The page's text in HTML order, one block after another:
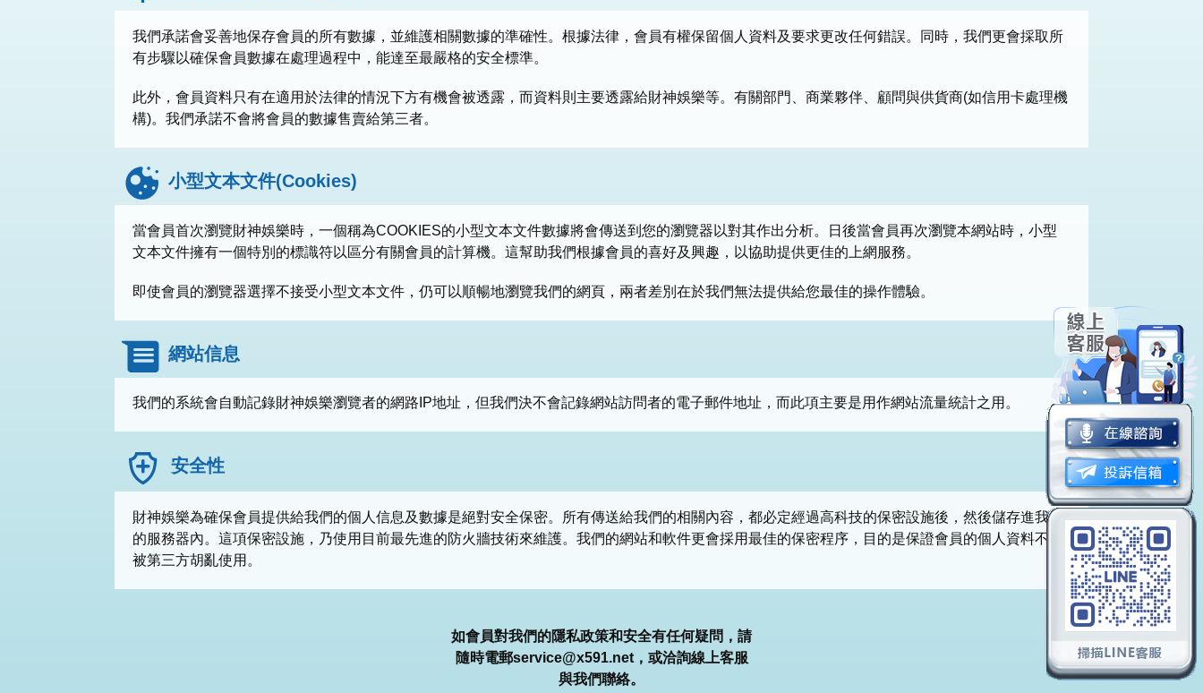
我們承諾會妥善地保存會員的所有數據，並維護相關數據的準確性。根據法律，會員有權保留個人資料及要求更改任何錯誤。同時，我們更會採取所
有步驟以確保會員數據在處理過程中，能達至最嚴格的安全標準。
此外，會員資料只有在適用於法律的情況下方有機會被透露，而資料則主要透露給財神娛樂等。有關部門、商業夥伴、顧問與供貨商(如信用卡處理機
構)。我們承諾不會將會員的數據售賣給第三者。
小型文本文件(Cookies)
當會員首次瀏覽財神娛樂時，一個稱為COOKIES的小型文本文件數據將會傳送到您的瀏覽器以對其作出分析。日後當會員再次瀏覽本網站時，小型
文本文件擁有一個特別的標識符以區分有關會員的計算機。這幫助我們根據會員的喜好及興趣，以協助提供更佳的上網服務。
即使會員的瀏覽器選擇不接受小型文本文件，仍可以順暢地瀏覽我們的網頁，兩者差別在於我們無法提供給您最佳的操作體驗。
網站信息
我們的系統會自動記錄財神娛樂瀏覽者的網路IP地址，但我們決不會記錄網站訪問者的電子郵件地址，而此項主要是用作網站流量統計之用。
安全性
財神娛樂為確保會員提供給我們的個人信息及數據是絕對安全保密。所有傳送給我們的相關內容，都必定經過高科技的保密設施後，然後儲存進我們
的服務器內。這項保密設施，乃使用目前最先進的防火牆技術來維護。我們的網站和軟件更會採用最佳的保密程序，目的是保證會員的個人資料不會
被第三方胡亂使用。
如會員對我們的隱私政策和安全有任何疑問，請
隨時電郵service@x591.net，或洽詢線上客服
與我們聯絡。